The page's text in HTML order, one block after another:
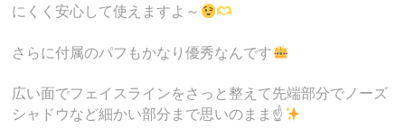
にくく安心して使えますよ～
さらに付属のパフもかなり優秀なんです
広い面でフェイスラインをさっと整えて先端部分でノーズ
シャドウなど細かい部分まで思いのまま☝